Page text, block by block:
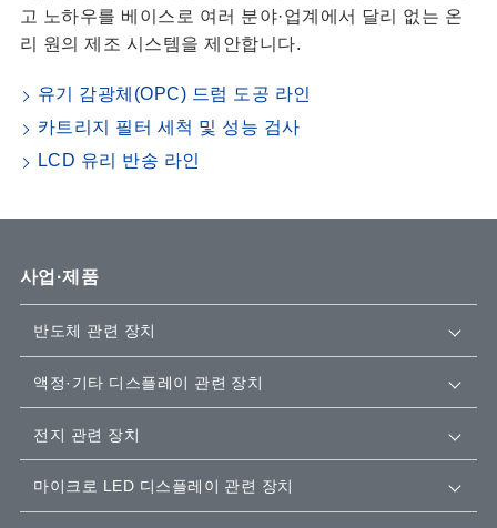
고 노하우를 베이스로 여러 분야·업계에서 달리 없는 온
리 원의 제조 시스템을 제안합니다.
유기 감광체(OPC) 드럼 도공 라인
카트리지 필터 세척 및 성능 검사
LCD 유리 반송 라인
사업·제품
반도체 관련 장치
액정·기타 디스플레이 관련 장치
전지 관련 장치
마이크로 LED 디스플레이 관련 장치